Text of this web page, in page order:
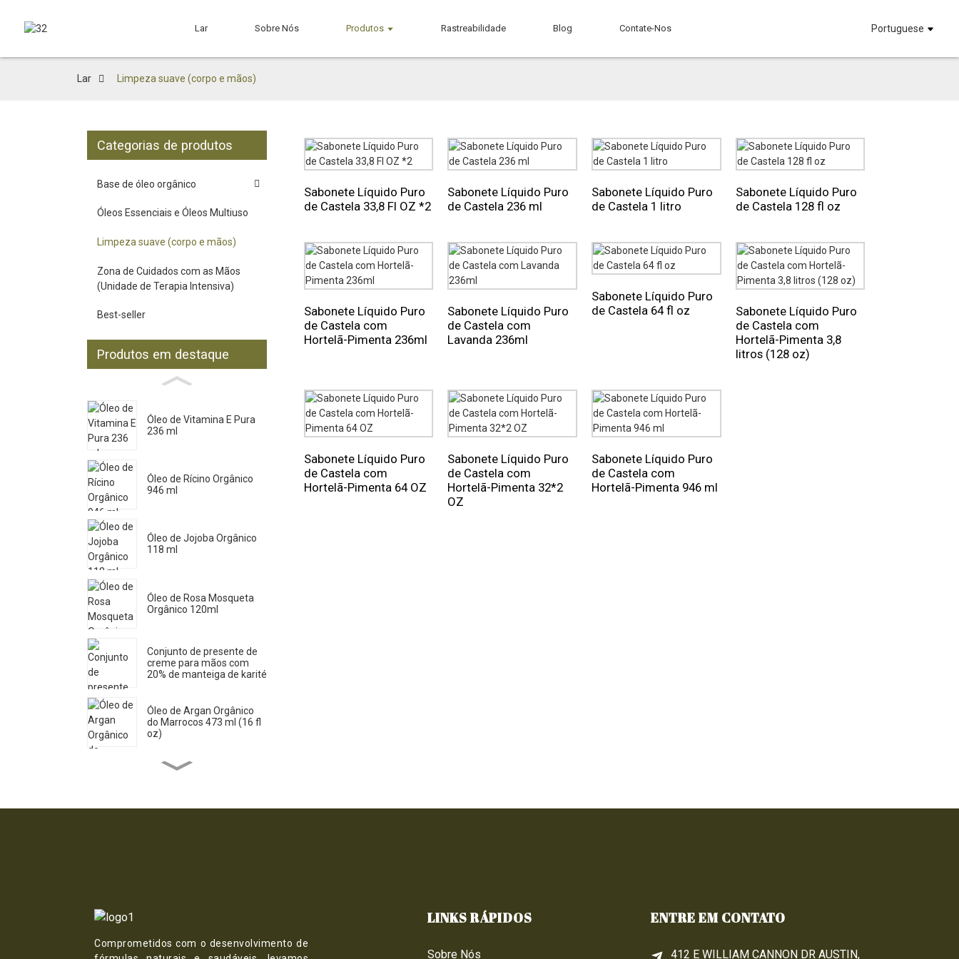
Lar Sobre Nós Produtos Rastreabilidade Blog Contate-Nos Portuguese
Lar Limpeza suave (corpo e mãos)
Categorias de produtos
Base de óleo orgânico
Óleos Essenciais e Óleos Multiuso
Limpeza suave (corpo e mãos)
Zona de Cuidados com as Mãos
(Unidade de Terapia Intensiva)
Best-seller
Produtos em destaque
Óleo de Vitamina E Pura
236 ml
Óleo de Rícino Orgânico
946 ml
Óleo de Jojoba Orgânico
118 ml
Óleo de Rosa Mosqueta
Orgânico 120ml
Conjunto de presente de
creme para mãos com
20% de manteiga de karité
Óleo de Argan Orgânico
do Marrocos 473 ml (16 fl
oz)
Óleo de Jojoba Orgânico
Sabonete Líquido Puro
de Castela 33,8 Fl OZ *2
Sabonete Líquido Puro
de Castela 236 ml
Sabonete Líquido Puro
de Castela 1 litro
Sabonete Líquido Puro
de Castela 128 fl oz
Sabonete Líquido Puro
de Castela com
Hortelã-Pimenta 236ml
Sabonete Líquido Puro
de Castela com
Lavanda 236ml
Sabonete Líquido Puro
de Castela 64 fl oz
Sabonete Líquido Puro
de Castela com
Hortelã-Pimenta 3,8
litros (128 oz)
Sabonete Líquido Puro
de Castela com
Hortelã-Pimenta 64 OZ
Sabonete Líquido Puro
de Castela com
Hortelã-Pimenta 32*2
OZ
Sabonete Líquido Puro
de Castela com
Hortelã-Pimenta 946 ml
Comprometidos com o desenvolvimento de
LINKS RÁPIDOS
Sobre Nós
ENTRE EM CONTATO
412 E WILLIAM CANNON DR AUSTIN,